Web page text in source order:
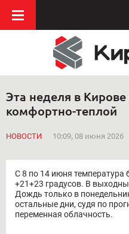
Эта неделя в Кирове
комфортно-теплой
НОВОСТИ 10:09, 08 июня 2026
С 8 по 14 июня температура
+21+23 градусов. В
Дождь только в
остальные дни, судя по
переменная облачность.